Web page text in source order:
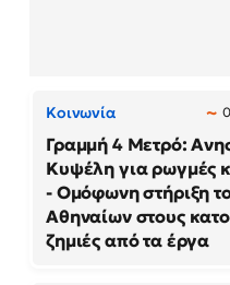
Κοινωνία
Γραμμή 4 Μετρό:
Κυψέλη για ρωγμές
- Ομόφωνη στήριξη
Αθηναίων στους
ζημιές από τα έργα